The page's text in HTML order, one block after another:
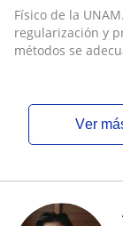
Físico de la
regularización y
métodos se
ver